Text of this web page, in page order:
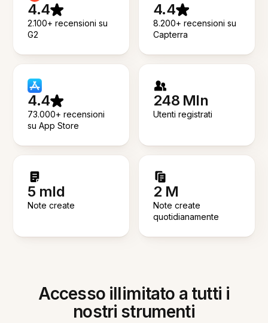
4.4
2.100+ recensioni su
G2
4.4
8.200+ recensioni su
Capterra
4.4
73.000+ recensioni
su App Store
248 Mln
Utenti registrati
5 mld
Note create
2 M
Note create
quotidianamente
Accesso illimitato a tutti i
nostri strumenti